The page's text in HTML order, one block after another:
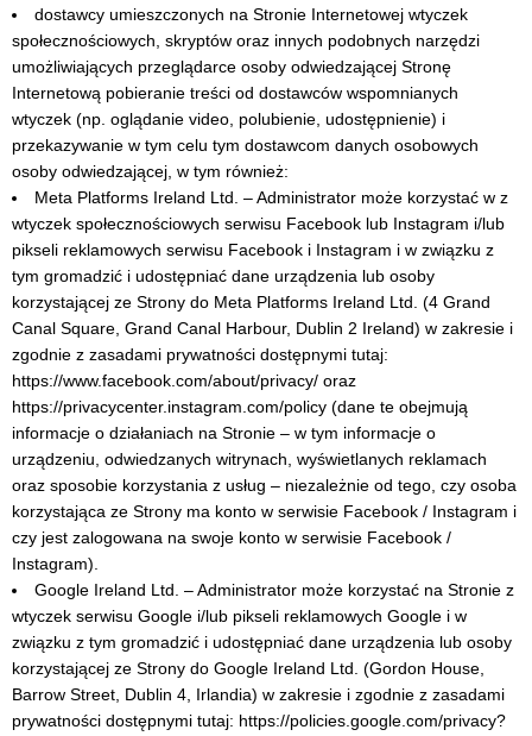
dostawcy umieszczonych na Stronie Internetowej wtyczek
społecznościowych, skryptów oraz innych podobnych narzędzi
umożliwiających przeglądarce osoby odwiedzającej Stronę
Internetową pobieranie treści od dostawców wspomnianych
wtyczek (np. oglądanie video, polubienie, udostępnienie) i
przekazywanie w tym celu tym dostawcom danych osobowych
osoby odwiedzającej, w tym również:
Meta Platforms Ireland Ltd. – Administrator może korzystać w z
wtyczek społecznościowych serwisu Facebook lub Instagram i/lub
pikseli reklamowych serwisu Facebook i Instagram i w związku z
tym gromadzić i udostępniać dane urządzenia lub osoby
korzystającej ze Strony do Meta Platforms Ireland Ltd. (4 Grand
Canal Square, Grand Canal Harbour, Dublin 2 Ireland) w zakresie i
zgodnie z zasadami prywatności dostępnymi tutaj:
https://www.facebook.com/about/privacy/ oraz
https://privacycenter.instagram.com/policy (dane te obejmują
informacje o działaniach na Stronie – w tym informacje o
urządzeniu, odwiedzanych witrynach, wyświetlanych reklamach
oraz sposobie korzystania z usług – niezależnie od tego, czy osoba
korzystająca ze Strony ma konto w serwisie Facebook / Instagram i
czy jest zalogowana na swoje konto w serwisie Facebook /
Instagram).
Google Ireland Ltd. – Administrator może korzystać na Stronie z
wtyczek serwisu Google i/lub pikseli reklamowych Google i w
związku z tym gromadzić i udostępniać dane urządzenia lub osoby
korzystającej ze Strony do Google Ireland Ltd. (Gordon House,
Barrow Street, Dublin 4, Irlandia) w zakresie i zgodnie z zasadami
prywatności dostępnymi tutaj: https://policies.google.com/privacy?